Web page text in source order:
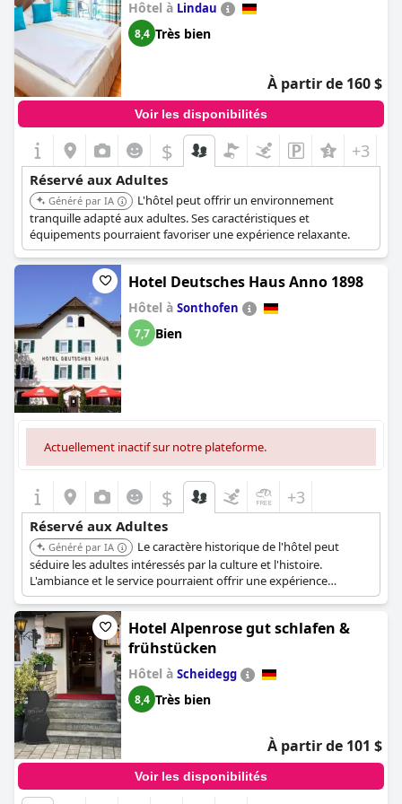
Hôtel à Lindau
8,4 Très bien
À partir de 160 $
Voir les disponibilités
$ +3
Réservé aux Adultes
Généré par IA
L'hôtel peut offrir un environnement
tranquille adapté aux adultes. Ses caractéristiques et
équipements pourraient favoriser une expérience relaxante.
Hotel Deutsches Haus Anno 1898
Hôtel à Sonthofen
7,7 Bien
Actuellement inactif sur notre plateforme.
$ +3
Réservé aux Adultes
Généré par IA
Le caractère historique de l'hôtel peut
séduire les adultes intéressés par la culture et l'histoire.
L'ambiance et le service pourraient offrir une expérience
relaxante et raffinée.
Hotel Alpenrose gut schlafen &
frühstücken
Hôtel à Scheidegg
8,4 Très bien
À partir de 101 $
Voir les disponibilités